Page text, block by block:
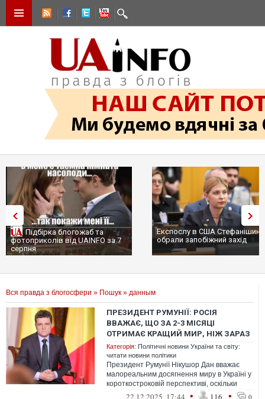
Підбірка блогожаб та
фотоприколів від UAINFO за 7
серпня
Експослу в США
обрали запобіжний захід
Вся правда з блогосфери » Пошук » данным
ПРЕЗИДЕНТ РУМУНІЇ: РОСІЯ
ВВАЖАЄ, ЩО ЗА 2-3 МІСЯЦІ
ОТРИМАЄ КРАЩИЙ МИР, НІЖ ЗАРАЗ
Категорія: Політичні новини України та світу:
читати новини політики
Президент Румунії Нікушор Дан вважає
малореальним досягнення миру в Україні у
короткостроковій перспективі, оскільки
Росія, за його словами, зацікавле...
22.12.2025, 17:44 • 116 • 0